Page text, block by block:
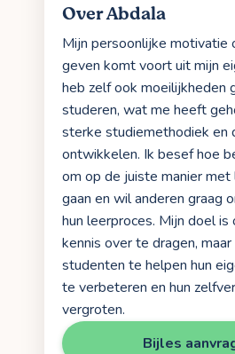
Over Abdala
Mijn persoonlijke motivatie
geven komt voort uit mijn
heb zelf ook moeilijkheden
studeren, wat me heeft
sterke studiemethodiek en
ontwikkelen. Ik besef hoe
om op de juiste manier
gaan en wil anderen graag
hun leerproces. Mijn doel is
kennis over te dragen,
studenten te helpen hun
te verbeteren en hun
vergroten.
Bijles